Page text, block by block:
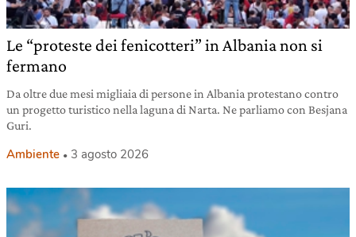
Le “proteste dei fenicotteri” in Albania non si
fermano
Da oltre due mesi migliaia di persone in Albania protestano contro
un progetto turistico nella laguna di Narta. Ne parliamo con Besjana
Guri.
Ambiente 3 agosto 2026